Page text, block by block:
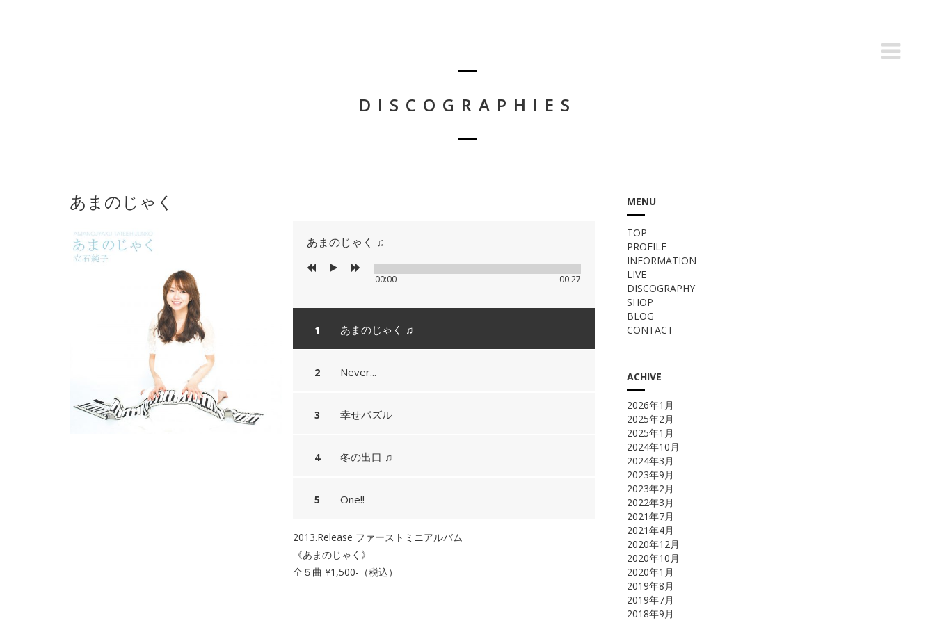
DISCOGRAPHIES
あまのじゃく
あまのじゃく ♫
00:00 00:27
あまのじゃく ♫
Never...
幸せパズル
冬の出口 ♫
One!!
2013.Release ファーストミニアルバム
《あまのじゃく》
全５曲 ¥1,500-（税込）
MENU
TOP
PROFILE
INFORMATION
LIVE
DISCOGRAPHY
SHOP
BLOG
CONTACT
ACHIVE
2026年1月
2025年2月
2025年1月
2024年10月
2024年3月
2023年9月
2023年2月
2022年3月
2021年7月
2021年4月
2020年12月
2020年10月
2020年1月
2019年8月
2019年7月
2018年9月